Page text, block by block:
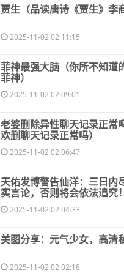
贾生（品读唐诗《贾生》李
2025-11-02 02:11:15
菲神最强大脑（你所不知道
菲神）
2025-11-02 02:09:01
老婆删除异性聊天记录正常
欢删聊天记录正常吗）
2025-11-02 02:06:47
天佑发博警告仙洋：三日内
实言论，否则将会依法追究！
2025-11-02 02:04:33
美图分享：元气少女，高清
2025-11-02 02:02:18